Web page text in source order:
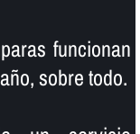
funcionan
sobre todo.